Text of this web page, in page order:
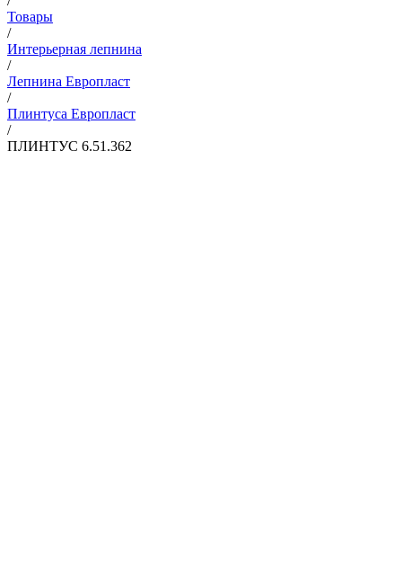
Товары
/
Интерьерная лепнина
/
Лепнина Европласт
/
Плинтуса Европласт
/
ПЛИНТУС 6.51.362